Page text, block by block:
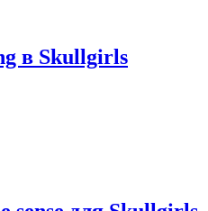
в Skullgirls